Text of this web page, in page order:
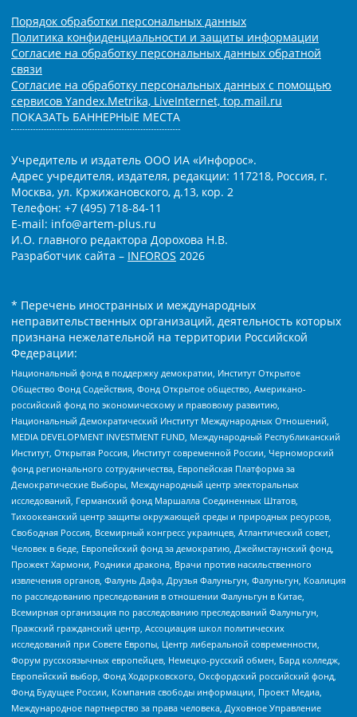
Порядок обработки персональных данных
Политика конфиденциальности и защиты информации
Согласие на обработку персональных данных обратной
связи
Согласие на обработку персональных данных с помощью
сервисов Yandex.Metrika, LiveInternet, top.mail.ru
ПОКАЗАТЬ БАННЕРНЫЕ МЕСТА
Учредитель и издатель ООО ИА «Инфорос».
Адрес учредителя, издателя, редакции: 117218, Россия, г.
Москва, ул. Кржижановского, д.13, кор. 2
Телефон: +7 (495) 718-84-11
E-mail: info@artem-plus.ru
И.О. главного редактора Дорохова Н.В.
Разработчик сайта – INFOROS 2026
* Перечень иностранных и международных
неправительственных организаций, деятельность которых
признана нежелательной на территории Российской
Федерации:
Национальный фонд в поддержку демократии, Институт Открытое
Общество Фонд Содействия, Фонд Открытое общество, Американо-
российский фонд по экономическому и правовому развитию,
Национальный Демократический Институт Международных Отношений,
MEDIA DEVELOPMENT INVESTMENT FUND, Международный Республиканский
Институт, Открытая Россия, Институт современной России, Черноморский
фонд регионального сотрудничества, Европейская Платформа за
Демократические Выборы, Международный центр электоральных
исследований, Германский фонд Маршалла Соединенных Штатов,
Тихоокеанский центр защиты окружающей среды и природных ресурсов,
Свободная Россия, Всемирный конгресс украинцев, Атлантический совет,
Человек в беде, Европейский фонд за демократию, Джеймстаунский фонд,
Прожект Хармони, Родники дракона, Врачи против насильственного
извлечения органов, Фалунь Дафа, Друзья Фалуньгун, Фалуньгун, Коалиция
по расследованию преследования в отношении Фалуньгун в Китае,
Всемирная организация по расследованию преследований Фалуньгун,
Пражский гражданский центр, Ассоциация школ политических
исследований при Совете Европы, Центр либеральной современности,
Форум русскоязычных европейцев, Немецко-русский обмен, Бард колледж,
Европейский выбор, Фонд Ходорковского, Оксфордский российский фонд,
Фонд Будущее России, Компания свободы информации, Проект Медиа,
Международное партнерство за права человека, Духовное Управление